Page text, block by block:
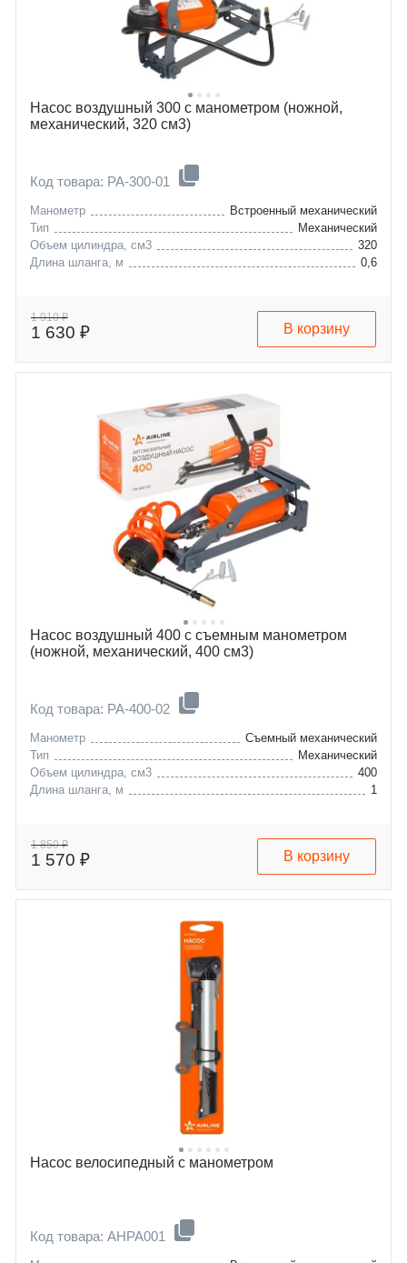
Насос воздушный 300 с манометром (ножной,
механический, 320 см3)
Код товара: PA-300-01
Манометр
Встроенный механический
Тип
Механический
Объем цилиндра, см3
320
Длина шланга, м
0,6
1 910 ₽
1 630 ₽ В корзину
Насос воздушный 400 с съемным манометром
(ножной, механический, 400 см3)
Код товара: PA-400-02
Манометр
Съемный механический
Тип
Механический
Объем цилиндра, см3
400
Длина шланга, м
1
1 850 ₽
1 570 ₽ В корзину
Насос велосипедный с манометром
Код товара: AHPA001